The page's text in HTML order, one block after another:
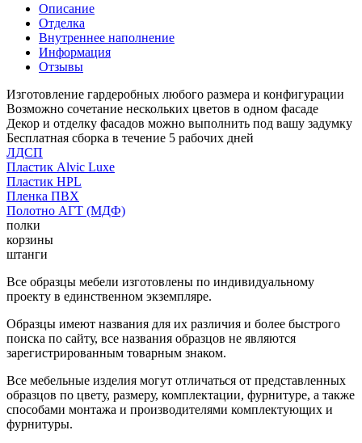
Описание
Отделка
Внутреннее наполнение
Информация
Отзывы
Изготовление гардеробных любого размера и конфигурации
Возможно сочетание нескольких цветов в одном фасаде
Декор и отделку фасадов можно выполнить под вашу задумку
Бесплатная сборка в течение 5 рабочих дней
ЛДСП
Пластик Alvic Luxe
Пластик HPL
Пленка ПВХ
Полотно АГТ (МДФ)
полки
корзины
штанги
Все образцы мебели изготовлены по индивидуальному
проекту в единственном экземпляре.
Образцы имеют названия для их различия и более быстрого
поиска по сайту, все названия образцов не являются
зарегистрированным товарным знаком.
Все мебельные изделия могут отличаться от представленных
образцов по цвету, размеру, комплектации, фурнитуре, а также
способами монтажа и производителями комплектующих и
фурнитуры.